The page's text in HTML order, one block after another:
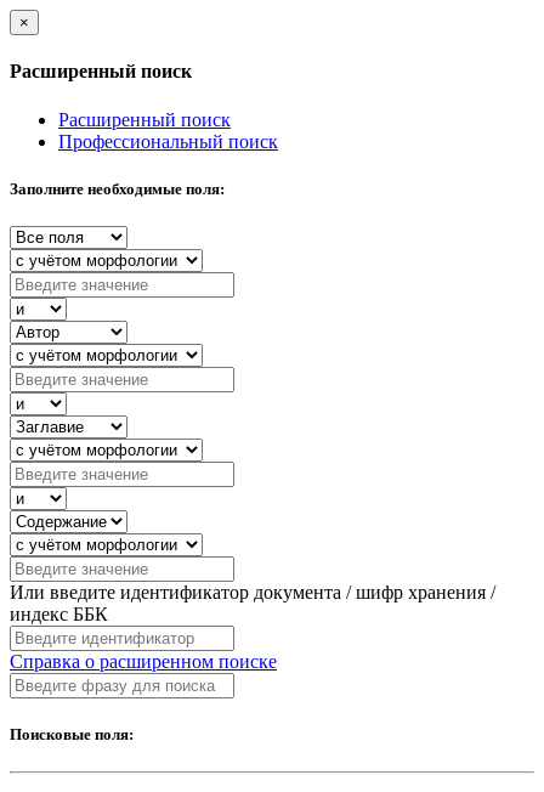
×
Расширенный поиск
Расширенный поиск
Профессиональный поиск
Заполните необходимые поля:
Или введите идентификатор документа / шифр хранения /
индекс ББК
Справка о расширенном поиске
Поисковые поля: